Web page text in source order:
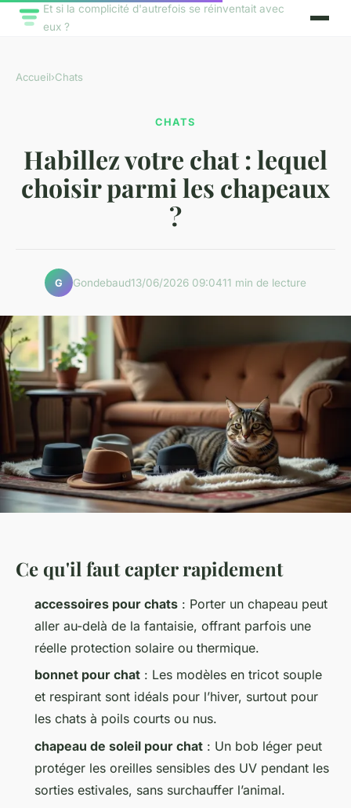
Et si la complicité d'autrefois se réinventait avec
eux ?
Accueil›Chats
CHATS
Habillez votre chat : lequel
choisir parmi les chapeaux
?
G Gondebaud13/06/2026 09:0411 min de lecture
Ce qu'il faut capter rapidement
accessoires pour chats : Porter un chapeau peut
aller au-delà de la fantaisie, offrant parfois une
réelle protection solaire ou thermique.
bonnet pour chat : Les modèles en tricot souple
et respirant sont idéals pour l’hiver, surtout pour
les chats à poils courts ou nus.
chapeau de soleil pour chat : Un bob léger peut
protéger les oreilles sensibles des UV pendant les
sorties estivales, sans surchauffer l’animal.